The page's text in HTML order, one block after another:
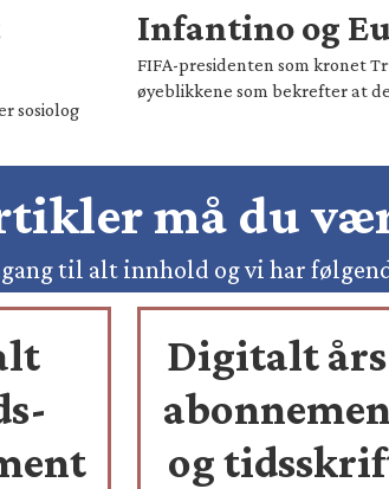
sosiolog
Infantino og
FIFA-presidenten som kronet
øyeblikkene som bekrefter at
må du
til alt innhold og vi har
Digitalt
og